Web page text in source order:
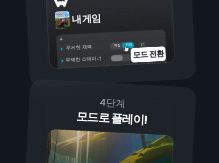
내 게임
켜짐
꺼짐
무제한 체력
무제한 스태미너 모드 전환
4단계
모드로 플레이!